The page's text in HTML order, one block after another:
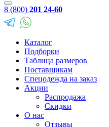
8 (800) 201 24-60
Каталог
Подборки
Таблица размеров
Поставщикам
Спецодежда на заказ
Акции
Распродажа
Скидки
О нас
Отзывы